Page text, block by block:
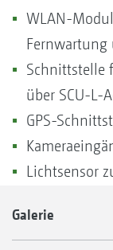
WLAN-
Fernwartung
Schnittstelle
über SCU-L-
GPS-
Lichtsensor
Galerie